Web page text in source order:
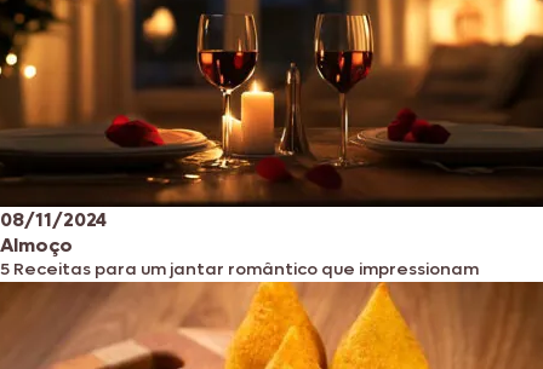
08/11/2024
Almoço
5 Receitas para um jantar romântico que impressionam